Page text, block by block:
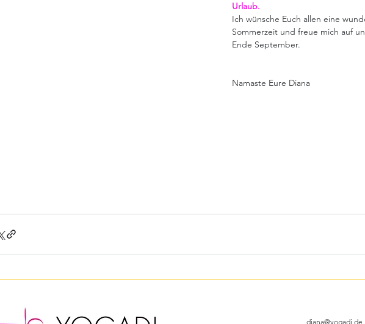
Urlaub.
Ich wünsche Euch allen eine
Sommerzeit und freue mich auf
Ende September.
Namaste Eure Diana
diana@yogadi.de